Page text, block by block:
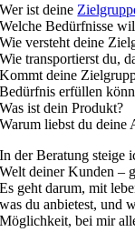
Wer ist deine
Welche Bedürfnisse
Wie versteht deine
Wie transportierst du,
Kommt deine
Bedürfnis erfüllen
Was ist dein Produkt?
Warum liebst du deine
In der Beratung steige
Welt deiner Kunden –
Es geht darum, mit
was du anbietest, und
Möglichkeit, bei mir